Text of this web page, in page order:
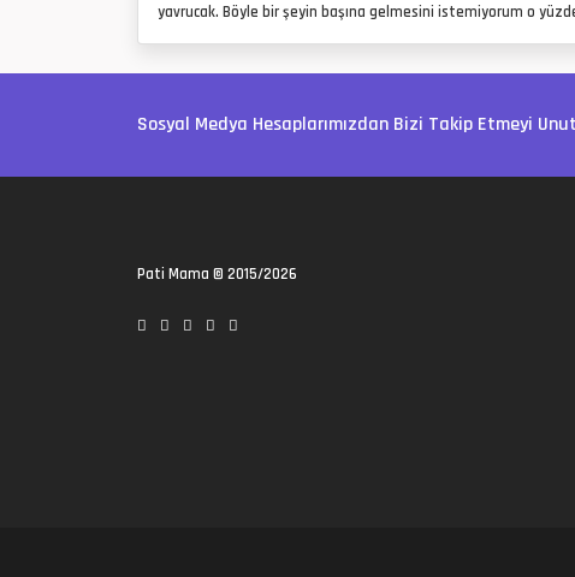
yavrucak. Böyle bir şeyin başına gelmesini istemiyorum o
Sosyal Medya Hesaplarımızdan Bizi Takip Etmeyi
Pati Mama © 2015/2026